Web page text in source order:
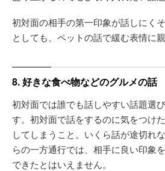
初対面の相手の第一印象が話しにく
としても、ペットの話で緩む表情に
8. 好きな食べ物などのグルメの話
初対面では誰でも話しやすい話題選
す。初対面で話をするのに気をつけ
してしまうこと。いくら話が途切れ
らの一方通行では、相手に良い印象
できたとはいえません。